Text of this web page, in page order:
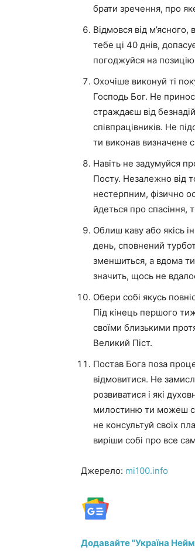
брати зречення, про
Відмовся від
тебе ці 40 днів,
погоджуйся на
Охочіше виконуй ті
Господь Бог. Не
страждаєш від
співпрацівників. Не
ти виконав визначене
Навіть не задумуйся
Посту. Незалежно від
нестерпним, фізично
йдеться про спасіння,
Облиш каву або якісь
день, сповнений
зменшиться, а вдома
значить, щось не
Обери собі якусь
Під кінець першого
своїми близькими
Великий Піст.
Постав Бога поза
відмовитися. Не
розвиватися і які
милостиню ти можеш
не консультуй своїх
виріши собі про все
Джерело: mi100.info
Додавайте "Україна